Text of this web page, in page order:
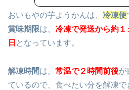
おいもやの芋ようかんは、 冷凍便
賞味期限は、 冷凍で発送から約１
日 となっています。
解凍時間は、 常温で２時間前後が
ているので、食べたい分を解凍